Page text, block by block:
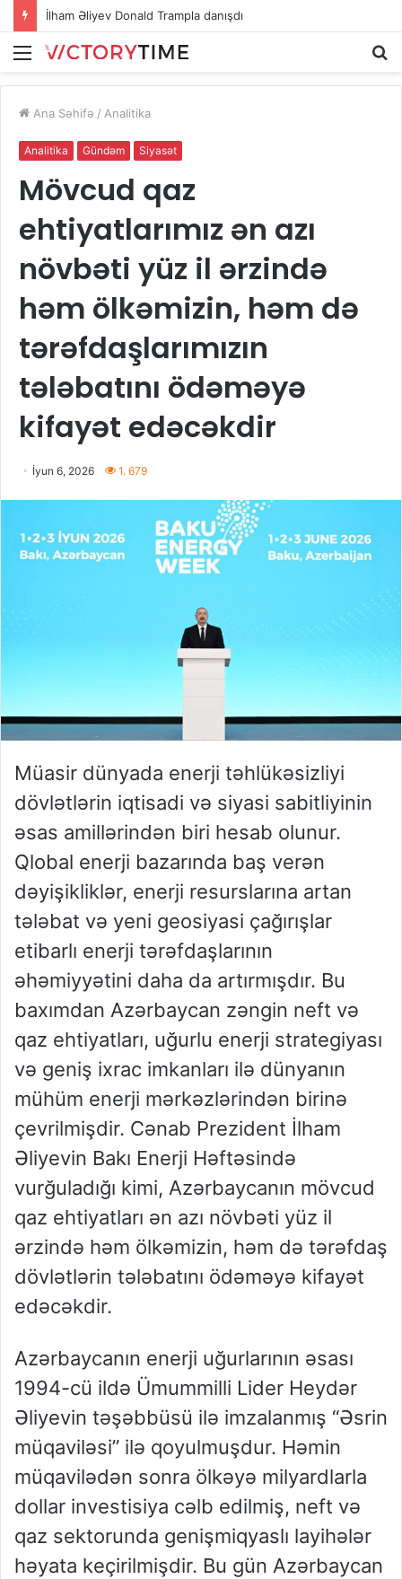
İlham Əliyev Donald Trampla danışdı
Menu
Ana Səhifə / Analitika
Analitika Gündəm Siyasət
Mövcud qaz
ehtiyatlarımız ən azı
növbəti yüz il ərzində
həm ölkəmizin, həm də
tərəfdaşlarımızın
tələbatını ödəməyə
kifayət edəcəkdir
İyun 6, 2026 1. 679
Müasir dünyada enerji təhlükəsizliyi
dövlətlərin iqtisadi və siyasi sabitliyinin
əsas amillərindən biri hesab olunur.
Qlobal enerji bazarında baş verən
dəyişikliklər, enerji resurslarına artan
tələbat və yeni geosiyasi çağırışlar
etibarlı enerji tərəfdaşlarının
əhəmiyyətini daha da artırmışdır. Bu
baxımdan Azərbaycan zəngin neft və
qaz ehtiyatları, uğurlu enerji strategiyası
və geniş ixrac imkanları ilə dünyanın
mühüm enerji mərkəzlərindən birinə
çevrilmişdir. Cənab Prezident İlham
Əliyevin Bakı Enerji Həftəsində
vurğuladığı kimi, Azərbaycanın mövcud
qaz ehtiyatları ən azı növbəti yüz il
ərzində həm ölkəmizin, həm də tərəfdaş
dövlətlərin tələbatını ödəməyə kifayət
edəcəkdir.
Azərbaycanın enerji uğurlarının əsası
1994-cü ildə Ümummilli Lider Heydər
Əliyevin təşəbbüsü ilə imzalanmış “Əsrin
müqaviləsi” ilə qoyulmuşdur. Həmin
müqavilədən sonra ölkəyə milyardlarla
dollar investisiya cəlb edilmiş, neft və
qaz sektorunda genişmiqyaslı layihələr
həyata keçirilmişdir. Bu gün Azərbaycan